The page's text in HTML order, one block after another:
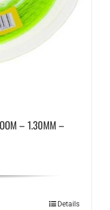
– 1.30MM –
Details